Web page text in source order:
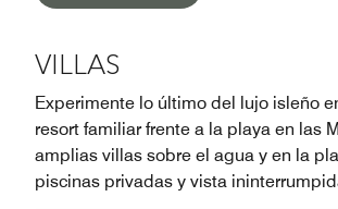
VILLAS
Experimente lo último del lujo isleño
resort familiar frente a la playa en las
amplias villas sobre el agua y en la
piscinas privadas y vista